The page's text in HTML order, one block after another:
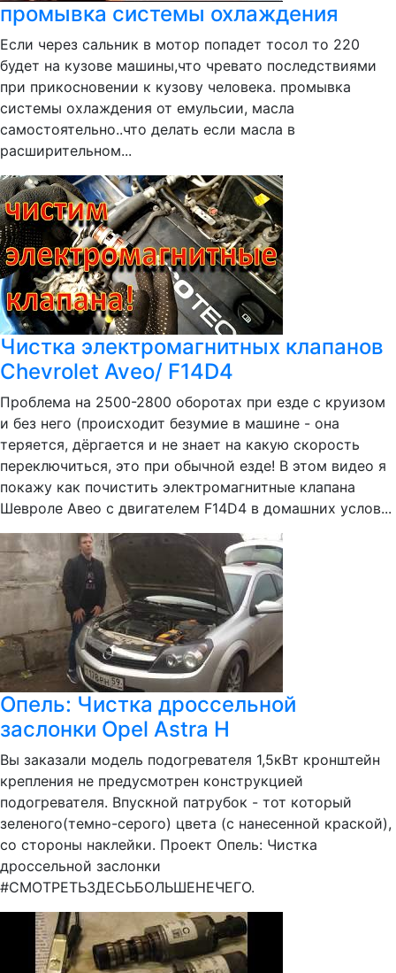
промывка системы охлаждения
Если через сальник в мотор попадет тосол то 220
будет на кузове машины,что чревато последствиями
при прикосновении к кузову человека. промывка
системы охлаждения от емульсии, масла
самостоятельно..что делать если масла в
расширительном...
Чистка электромагнитных клапанов
Chevrolet Aveo/ F14D4
Проблема на 2500-2800 оборотах при езде с круизом
и без него (происходит безумие в машине - она
теряется, дёргается и не знает на какую скорость
переключиться, это при обычной езде! В этом видео я
покажу как почистить электромагнитные клапана
Шевроле Авео с двигателем F14D4 в домашних услов...
Опель: Чистка дроссельной
заслонки Opel Astra H
Вы заказали модель подогревателя 1,5кВт кронштейн
крепления не предусмотрен конструкцией
подогревателя. Впускной патрубок - тот который
зеленого(темно-серого) цвета (с нанесенной краской),
со стороны наклейки. Проект Опель: Чистка
дроссельной заслонки
#СМОТРЕТЬЗДЕСЬБОЛЬШЕНЕЧЕГО.